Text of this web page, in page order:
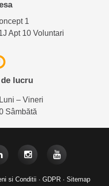
1
Apt 10 Voluntari
lucru
– Vineri
Sâmbătă
si Conditii · GDPR · Sitemap